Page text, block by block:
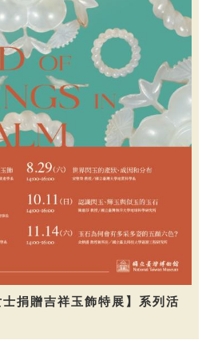
捐贈吉祥玉飾特展】系列活